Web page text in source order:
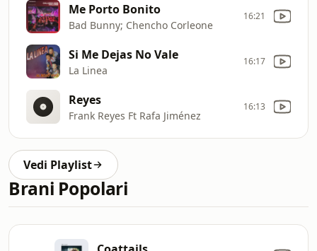
Me Porto Bonito
Bad Bunny; Chencho Corleone
16:21
Si Me Dejas No Vale
La Linea
16:17
Reyes
Frank Reyes Ft Rafa Jiménez
16:13
Vedi Playlist
Brani Popolari